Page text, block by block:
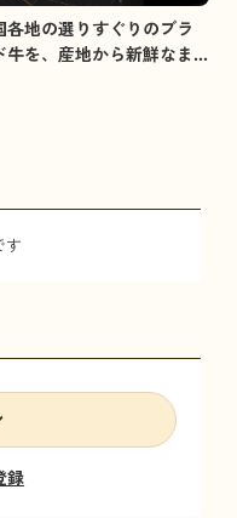
各地の選りすぐりのブラ
牛を、産地から新鮮なま
す
録